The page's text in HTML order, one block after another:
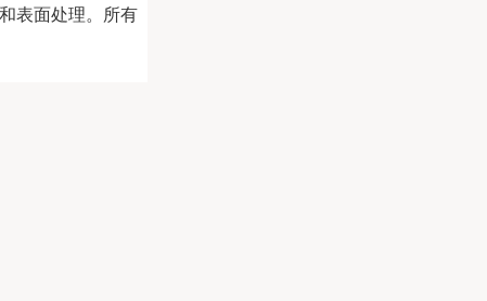
表面处理。所有